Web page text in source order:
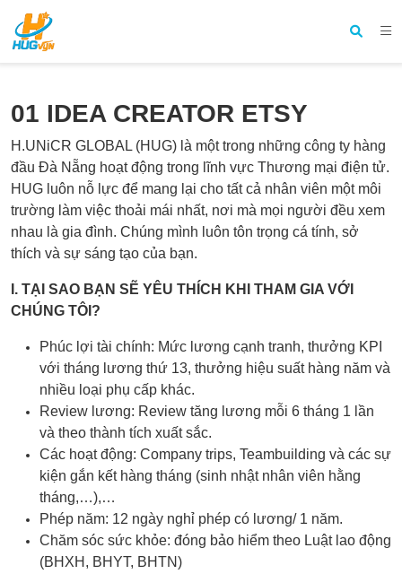
01 IDEA CREATOR ETSY
H.UNiCR GLOBAL (HUG) là một trong những công ty hàng
đầu Đà Nẵng hoạt động trong lĩnh vực Thương mại điện tử.
HUG luôn nỗ lực để mang lại cho tất cả nhân viên một môi
trường làm việc thoải mái nhất, nơi mà mọi người đều xem
nhau là gia đình. Chúng mình luôn tôn trọng cá tính, sở
thích và sự sáng tạo của bạn.
I. TẠI SAO BẠN SẼ YÊU THÍCH KHI THAM GIA VỚI
CHÚNG TÔI?
Phúc lợi tài chính: Mức lương cạnh tranh, thưởng KPI
với tháng lương thứ 13, thưởng hiệu suất hàng năm và
nhiều loại phụ cấp khác.
Review lương: Review tăng lương mỗi 6 tháng 1 lần
và theo thành tích xuất sắc.
Các hoạt động: Company trips, Teambuilding và các sự
kiện gắn kết hàng tháng (sinh nhật nhân viên hằng
tháng,…),…
Phép năm: 12 ngày nghỉ phép có lương/ 1 năm.
Chăm sóc sức khỏe: đóng bảo hiểm theo Luật lao động
(BHXH, BHYT, BHTN)